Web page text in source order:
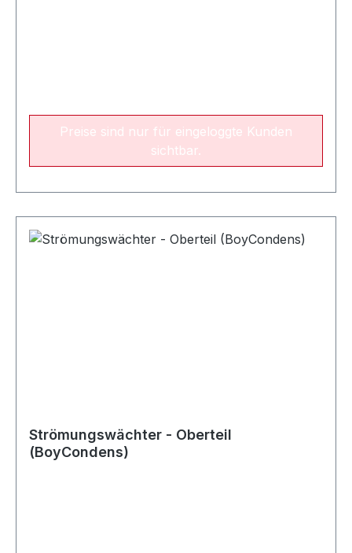
Preise sind nur für eingeloggte Kunden
sichtbar.
Strömungswächter - Oberteil
(BoyCondens)